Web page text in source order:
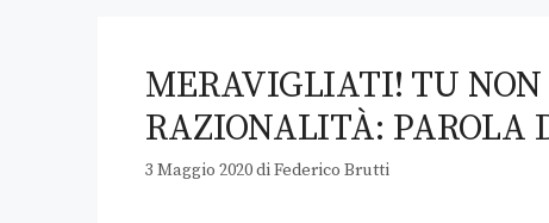
MERAVIGLIATI! TU NON
RAZIONALITÀ: PAROLA
3 Maggio 2020diFederico Brutti